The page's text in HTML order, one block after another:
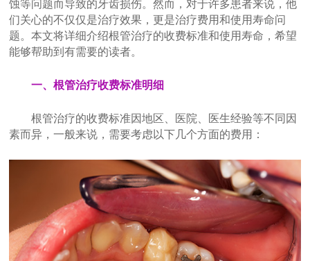
蚀等问题而导致的牙齿损伤。然而，对于许多患者来说，他
们关心的不仅仅是治疗效果，更是治疗费用和使用寿命问
题。本文将详细介绍根管治疗的收费标准和使用寿命，希望
能够帮助到有需要的读者。
一、根管治疗收费标准明细
根管治疗的收费标准因地区、医院、医生经验等不同因
素而异，一般来说，需要考虑以下几个方面的费用：